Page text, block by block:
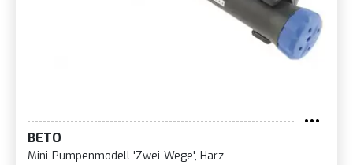
BETO
Mini-Pumpenmodell 'Zwei-Wege', Harz